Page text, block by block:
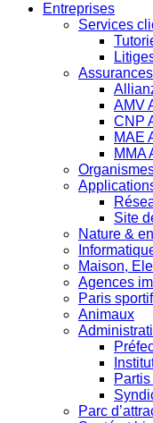
Entreprises
Services
AMV
CNP
MAE
MMA
Site
Nature &
Maison,
Agences
Paris
Animaux
Parc